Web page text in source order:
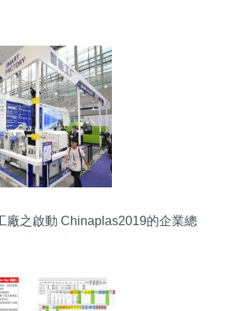
廠之啟動 Chinaplas2019的企業總